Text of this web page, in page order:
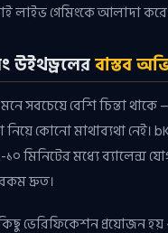
লাইভ গেমিংকে আলাদা
উইথড্রলেরবাস্তব
সবচেয়ে বেশি চিন্তা থাকে
কোনো মাথাব্যথা নেই।
মিনিটের মধ্যে ব্যালেন্স
দ্রুত।
ভেরিফিকেশন প্রয়োজন হয়